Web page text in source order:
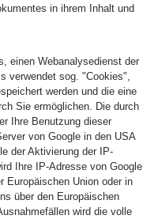
in ihrem Inhalt und
einen Webanalysedienst der
verwendet sog. "Cookies",
werden und die eine
Sie ermöglichen. Die durch
Ihre Benutzung dieser
von Google in den USA
der Aktivierung der IP-
Ihre IP-Adresse von Google
Europäischen Union oder in
über den Europäischen
wird die volle